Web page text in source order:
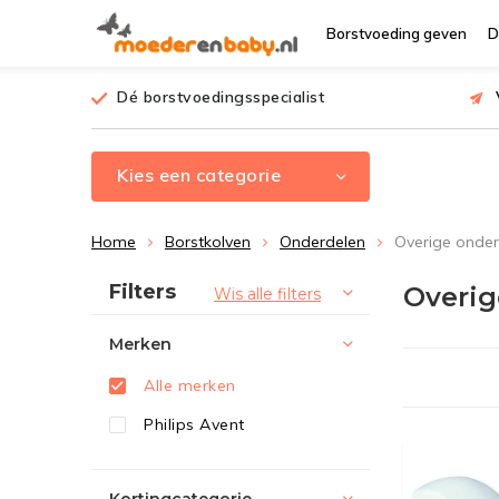
Borstvoeding geven
Dé borstvoedingsspecialist
Kies een categorie
Home Borstkolven Onderdelen Overige
Sorteren op:
Filters Wis alle filters
Merken
Alle merken
Philips Avent